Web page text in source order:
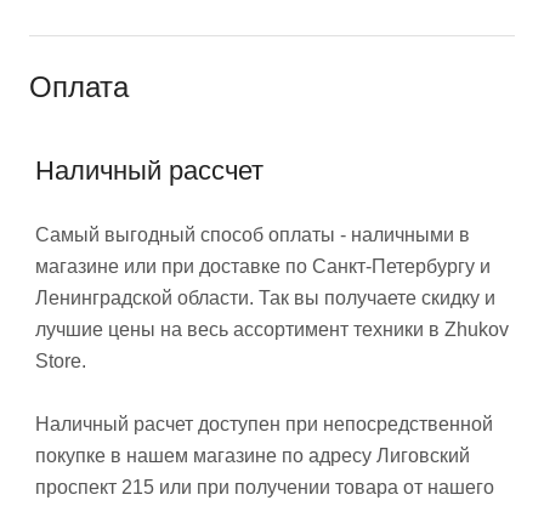
Оплата
Наличный рассчет
Самый выгодный способ оплаты - наличными в
магазине или при доставке по Санкт-Петербургу и
Ленинградской области. Так вы получаете скидку и
лучшие цены на весь ассортимент техники в Zhukov
Store.
Наличный расчет доступен при непосредственной
покупке в нашем магазине по адресу Лиговский
проспект 215 или при получении товара от нашего